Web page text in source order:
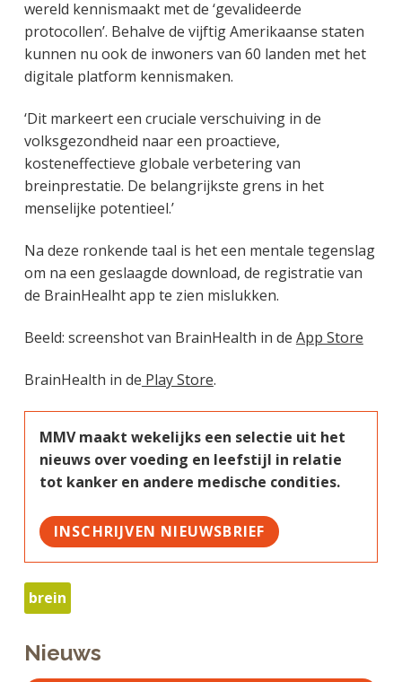
wereld kennismaakt met de ‘gevalideerde
protocollen’. Behalve de vijftig Amerikaanse staten
kunnen nu ook de inwoners van 60 landen met het
digitale platform kennismaken.
‘Dit markeert een cruciale verschuiving in de
volksgezondheid naar een proactieve,
kosteneffectieve globale verbetering van
breinprestatie. De belangrijkste grens in het
menselijke potentieel.’
Na deze ronkende taal is het een mentale tegenslag
om na een geslaagde download, de registratie van
de BrainHealht app te zien mislukken.
Beeld: screenshot van BrainHealth in de App Store
BrainHealth in de Play Store.
MMV maakt wekelijks een selectie uit het
nieuws over voeding en leefstijl in relatie
tot kanker en andere medische condities.
INSCHRIJVEN NIEUWSBRIEF
brein
Nieuws